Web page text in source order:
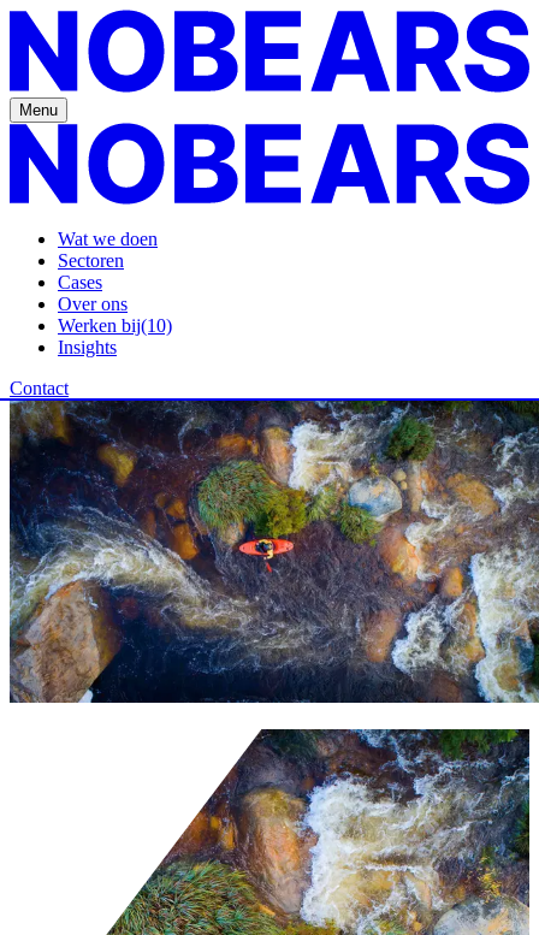
Menu
Wat we doen
Sectoren
Cases
Over ons
Werken bij(10)
Insights
Contact